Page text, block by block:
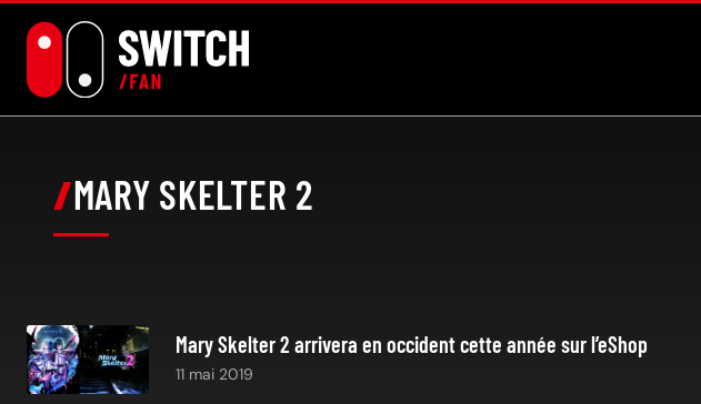
MARY SKELTER 2
Mary Skelter 2 arrivera en occident cette année sur l’eShop
11 mai 2019